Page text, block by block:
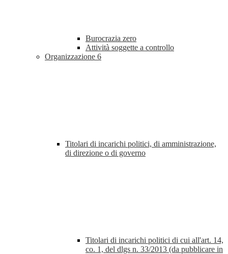
Burocrazia zero
Attività soggette a controllo
Organizzazione 6
Titolari di incarichi politici, di amministrazione,
di direzione o di governo
Titolari di incarichi politici di cui all'art. 14,
co. 1, del dlgs n. 33/2013 (da pubblicare in